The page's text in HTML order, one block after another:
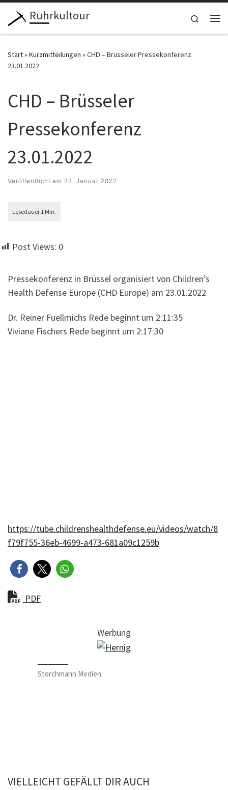
Zum Inhalt springen
Ruhrkultour
Search
Start»Kurzmitteilungen »CHD – Brüsseler Pressekonferenz
23.01.2022
CHD – Brüsseler
Pressekonferenz
23.01.2022
Veröffentlicht am 23. Januar 2022
Post Views: 0
Pressekonferenz in Brüssel organisiert von Children’s
Health Defense Europe (CHD Europe) am 23.01.2022
Dr. Reiner Fuellmichs Rede beginnt um 2:11:35
Viviane Fischers Rede beginnt um 2:17:30
https://tube.childrenshealthdefense.eu/videos/watch/8
f79f755-36eb-4699-a473-681a09c1259b
PDF
Werbung
Storchmann Medien
VIELLEICHT GEFÄLLT DIR AUCH